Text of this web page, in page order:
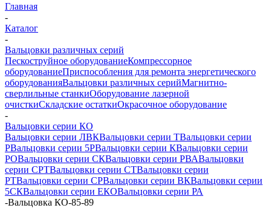
Главная
-
Каталог
-
Вальцовки различных серий
Пескоструйное оборудованиеКомпрессорное
оборудованиеПриспособления для ремонта энергетического
оборудованияВальцовки различных серийМагнитно-
сверлильные станкиОборудование лазерной
очисткиСкладские остаткиОкрасочное оборудование
-
Вальцовки серии КО
Вальцовки серии ЛВКВальцовки серии ТВальцовки серии
РВальцовки серии 5РВальцовки серии КВальцовки серии
РОВальцовки серии СКВальцовки серии РВАВальцовки
серии СРТВальцовки серии СТВальцовки серии
РТВальцовки серии СРВальцовки серии ВКВальцовки серии
5СКВальцовки серии ЕКОВальцовки серии РА
-Вальцовка КО-85-89